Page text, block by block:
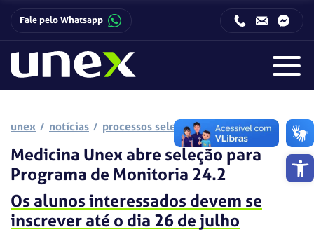
Barra
Fale pelo Whatsapp
unex notícias processos seletivos
Medicina Unex abre seleção para
Programa de Monitoria 24.2
Os alunos interessados devem se
inscrever até o dia 26 de julho